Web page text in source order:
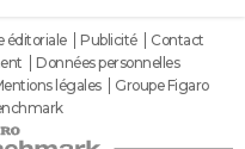
éditoriale Publicité
Contact
Données personnelles
légales
Groupe Figaro